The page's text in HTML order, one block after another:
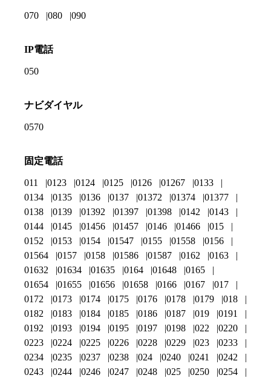
070 080 090
IP電話
050
ナビダイヤル
0570
固定電話
011 0123 0124 0125 0126 01267
0133
0134
0135 0136 0137 01372 01374
01377
0138
0139 01392 01397 01398 0142
0143
0144
0145 01456 01457 0146 01466
015
0152
0153 0154 01547 0155 01558
0156
01564
0157 0158 01586 01587 0162
0163
01632
01634 01635 0164 01648
0165
01654
01655 01656 01658 0166 0167
017
0172
0173 0174 0175 0176 0178 0179
018
0182
0183 0184 0185 0186 0187 019
0191
0192
0193 0194 0195 0197 0198 022
0220
0223
0224 0225 0226 0228 0229 023
0233
0234
0235 0237 0238 024 0240 0241
0242
0243
0244 0246 0247 0248 025 0250 0254